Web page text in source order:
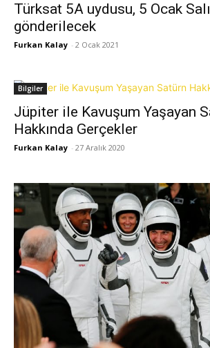
Türksat 5A uydusu, 5 Ocak
gönderilecek
Furkan Kalay - 2 Ocak 2021
Bilgiler
Jüpiter ile Kavuşum Yaşayan
Hakkında Gerçekler
Furkan Kalay - 27 Aralık 2020